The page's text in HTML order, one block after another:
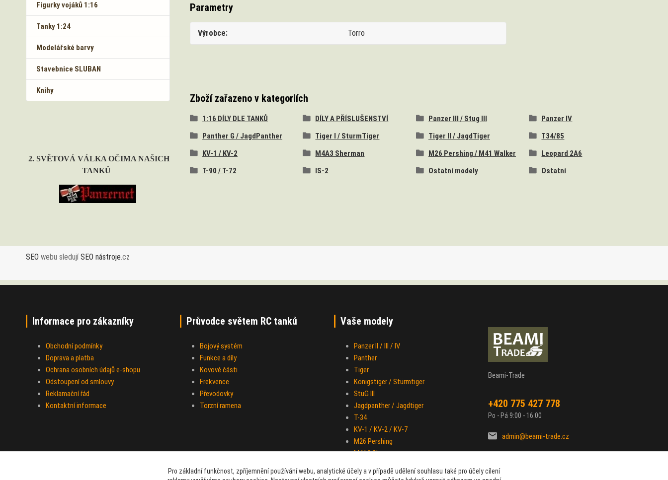
Figurky vojáků 1:16
Tanky 1:24
Modelářské barvy
Stavebnice SLUBAN
Knihy
2. SVĚTOVÁ VÁLKA OČIMA NAŠICH
TANKŮ
Parametry
Výrobce Torro
Zboží zařazeno v kategoriích
1:16 DÍLY DLE TANKŮ DÍLY A PŘÍSLUŠENSTVÍ Panzer III / Stug III
Panzer IV
Panther G / JagdPanther
Tiger I / SturmTiger Tiger II / JagdTiger
T34/85
KV-1 / KV-2
M4A3 Sherman M26 Pershing / M41 Walker
Leopard 2A6
T-90 / T-72
IS-2 Ostatní modely Ostatní
SEO webu sledujíSEO nástroje.cz
Informace pro zákazníky
Obchodní podmínky
Doprava a platba
Ochrana osobních údajů e-shopu
Odstoupení od smlouvy
Reklamační řád
Kontaktní informace
Průvodce světem RC tanků
Bojový systém
Funkce a díly
Kovové části
Frekvence
Převodovky
Torzní ramena
Vaše modely
Panzer II / III / IV
Panther
Tiger
Königstiger / Stürmtiger
StuG III
Jagdpanther / Jagdtiger
T-34
KV-1 / KV-2 / KV-7
M26 Pershing
M4A3 Sherman
Half-track M-16
Beami-Trade
+420 775 427 778
Po - Pá 9:00 - 16:00
admin@beami-trade.cz
Pro základní funkčnost, zpříjemnění používání webu, analytické účely a v případě udělení souhlasu také pro účely cílení